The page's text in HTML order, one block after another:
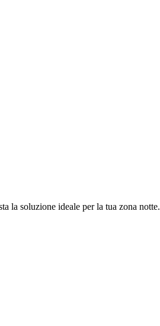
la soluzione ideale per la tua zona notte.